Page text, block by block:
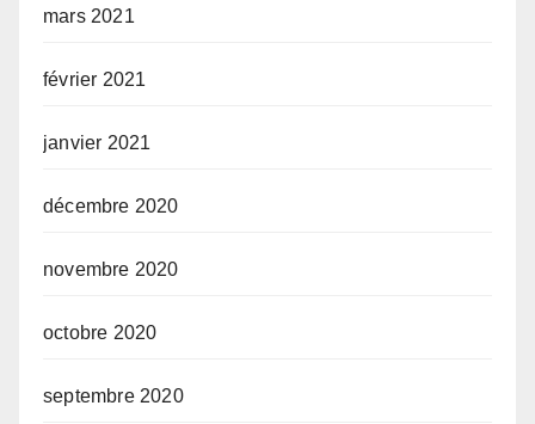
mars 2021
février 2021
janvier 2021
décembre 2020
novembre 2020
octobre 2020
septembre 2020